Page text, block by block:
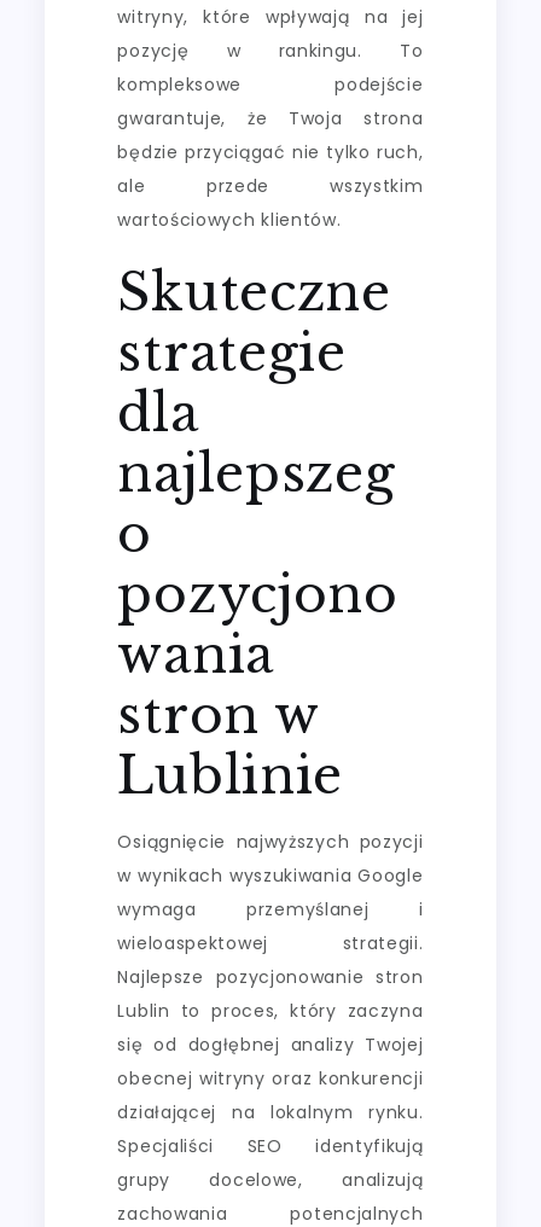
witryny, które wpływają na jej
pozycję w rankingu. To
kompleksowe podejście
gwarantuje, że Twoja strona
będzie przyciągać nie tylko ruch,
ale przede wszystkim
wartościowych klientów.
Skuteczne
strategie
dla
najlepszeg
o
pozycjono
wania
stron w
Lublinie
Osiągnięcie najwyższych pozycji
w wynikach wyszukiwania Google
wymaga przemyślanej i
wieloaspektowej strategii.
Najlepsze pozycjonowanie stron
Lublin to proces, który zaczyna
się od dogłębnej analizy Twojej
obecnej witryny oraz konkurencji
działającej na lokalnym rynku.
Specjaliści SEO identyfikują
grupy docelowe, analizują
zachowania potencjalnych